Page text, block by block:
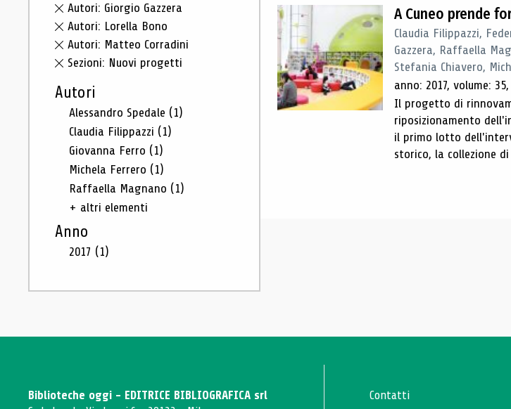
Autori: Giorgio Gazzera
Autori: Lorella Bono
Autori: Matteo Corradini
Sezioni: Nuovi progetti
Autori
Alessandro Spedale (1)
Claudia Filippazzi (1)
Giovanna Ferro (1)
Michela Ferrero (1)
Raffaella Magnano (1)
+ altri elementi
Anno
2017 (1)
A Cuneo prende
Claudia Filippazzi,
Gazzera, Raffaella
Stefania Chiavero,
anno: 2017, volume:
Il progetto di
riposizionamento
il primo lotto
storico, la collezione
Biblioteche oggi - EDITRICE BIBLIOGRAFICA srl
Contatti